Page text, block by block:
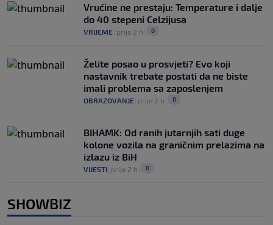
Vrućine ne prestaju: Temperature i dalje
do 40 stepeni Celzijusa
VRIJEME prije 2 h 0
Želite posao u prosvjeti? Evo koji
nastavnik trebate postati da ne biste
imali problema sa zaposlenjem
OBRAZOVANJE prije 2 h 0
BIHAMK: Od ranih jutarnjih sati duge
kolone vozila na graničnim prelazima na
izlazu iz BiH
VIJESTI prije 2 h 0
SHOWBIZ